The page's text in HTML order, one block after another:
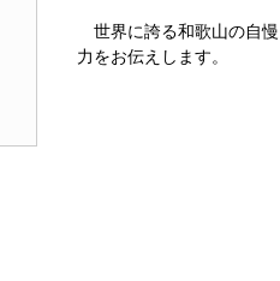
世界に誇る和歌山の自
力をお伝えします。